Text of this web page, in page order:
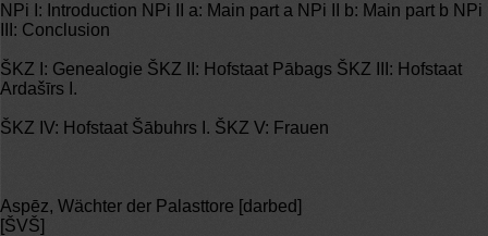
NPi I: Introduction NPi II a: Main part a NPi II b: Main part b NPi
III: Conclusion
ŠKZ I: Genealogie ŠKZ II: Hofstaat Pābags ŠKZ III: Hofstaat
Ardašīrs I.
ŠKZ IV: Hofstaat Šābuhrs I. ŠKZ V: Frauen
Aspēz, Wächter der Palasttore [darbed]
[ŠVŠ]